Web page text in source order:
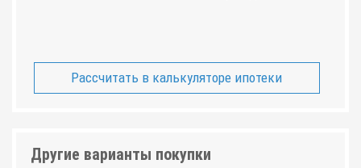
Рассчитать в калькуляторе ипотеки
Другие варианты покупки